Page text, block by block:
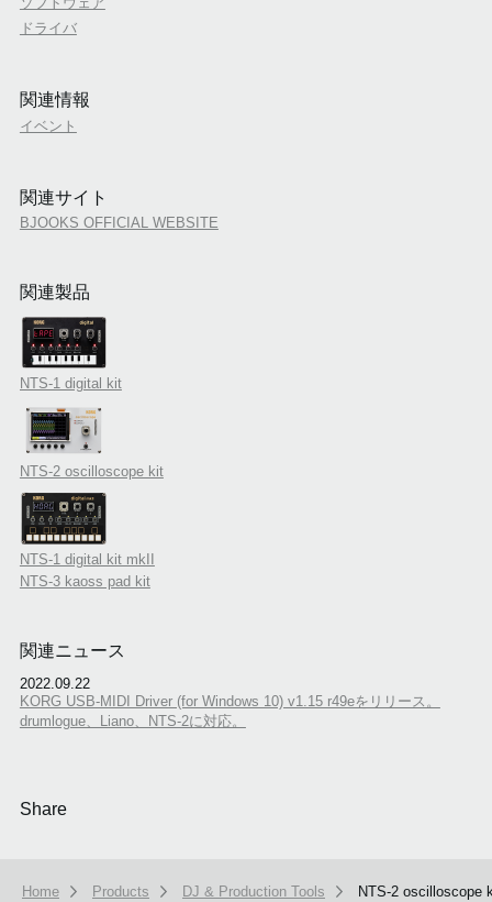
ドライバ
関連情報
イベント
関連サイト
BJOOKS OFFICIAL WEBSITE
関連製品
NTS-1 digital kit
NTS-2 oscilloscope kit
NTS-1 digital kit mkII
NTS-3 kaoss pad kit
関連ニュース
2022.09.22
KORG USB-MIDI Driver (for Windows 10) v1.15 r49eをリリース。
drumlogue、Liano、NTS-2に対応。
Share
Home Products DJ & Production Tools NTS-2 oscilloscope